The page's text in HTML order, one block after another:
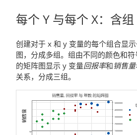
每个 Y 与每个 X： 含组
创建对于 x 和 y 变量的每个组合显
图，分成多组。组由不同的颜色和
的矩阵图显示 y 变量回报率和销售量
关系，分成三组。